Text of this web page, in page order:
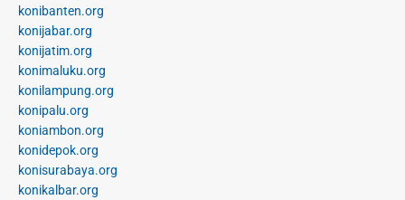
konibanten.org
konijabar.org
konijatim.org
konimaluku.org
konilampung.org
konipalu.org
koniambon.org
konidepok.org
konisurabaya.org
konikalbar.org